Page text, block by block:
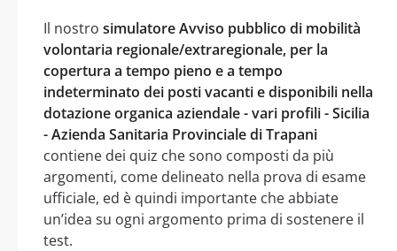
Il nostro simulatore Avviso pubblico di mobilità
volontaria regionale/extraregionale, per la
copertura a tempo pieno e a tempo
indeterminato dei posti vacanti e disponibili nella
dotazione organica aziendale - vari profili - Sicilia
- Azienda Sanitaria Provinciale di Trapani
contiene dei quiz che sono composti da più
argomenti, come delineato nella prova di esame
ufficiale, ed è quindi importante che abbiate
un’idea su ogni argomento prima di sostenere il
test.